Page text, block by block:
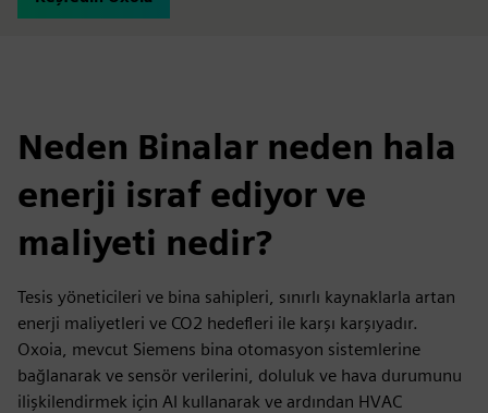
Neden Binalar neden hala
enerji israf ediyor ve
maliyeti nedir?
Tesis yöneticileri ve bina sahipleri, sınırlı kaynaklarla artan
enerji maliyetleri ve CO2 hedefleri ile karşı karşıyadır.
Oxoia, mevcut Siemens bina otomasyon sistemlerine
bağlanarak ve sensör verilerini, doluluk ve hava durumunu
ilişkilendirmek için AI kullanarak ve ardından HVAC